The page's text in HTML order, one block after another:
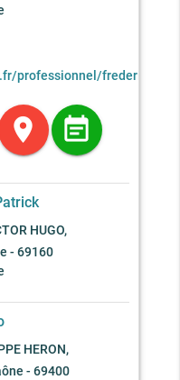
professionnel/frederic-
location_on event_note
HUGO,
- 69160
HERON,
- 69400